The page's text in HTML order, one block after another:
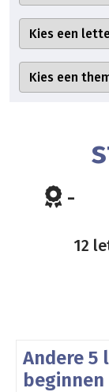
-
12
Andere 5